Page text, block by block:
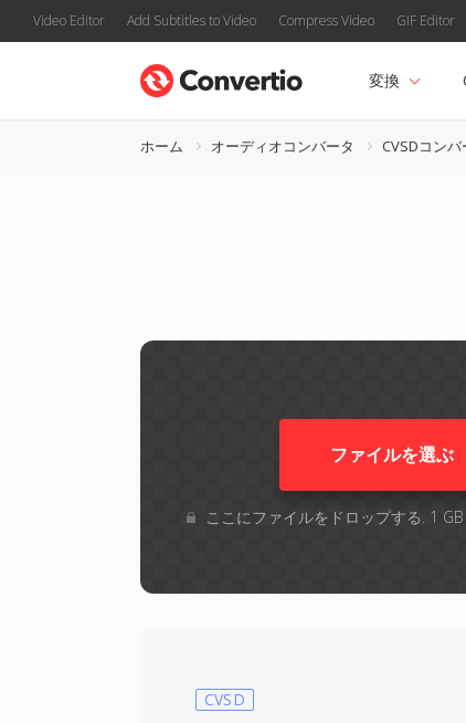
Video Editor Add Subtitles to Video Compress Video GIF Editor
変換
ホーム オーディオコンバータ CVSDコンバ
ファイルを選ぶ
ここにファイルをドロップする. 1
CVSD